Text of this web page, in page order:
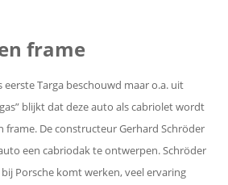
frame
eerste Targa beschouwd maar o.a. uit
blijkt dat deze auto als cabriolet wordt
frame. De constructeur Gerhard Schröder
een cabriodak te ontwerpen. Schröder
Porsche komt werken, veel ervaring